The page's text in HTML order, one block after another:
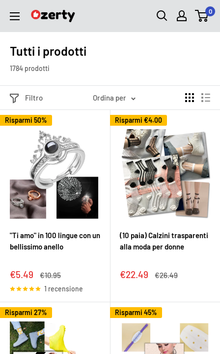
contenuto
Ozerty
0
Tutti i prodotti
1784 prodotti
Filtro Ordina per
Risparmi 50%
"Ti amo" in 100 lingue con un
bellissimo anello
Prezzo
scontato
€5.49 Prezzo
€10.95
1 recensione
Risparmi €4.00
(10 paia) Calzini trasparenti
alla moda per donne
Prezzo
€22.49 Prezzo
€26.49
Risparmi 27% Risparmi 45%